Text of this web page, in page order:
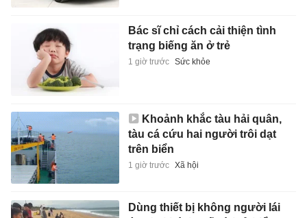
Bác sĩ chỉ cách cải thiện tình
trạng biếng ăn ở trẻ
1 giờ trước Sức khỏe
Khoảnh khắc tàu hải quân,
tàu cá cứu hai người trôi dạt
trên biển
1 giờ trước Xã hội
Dùng thiết bị không người lái